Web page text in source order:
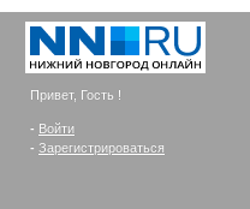
Привет, Гость !
- Войти
- Зарегистрироваться